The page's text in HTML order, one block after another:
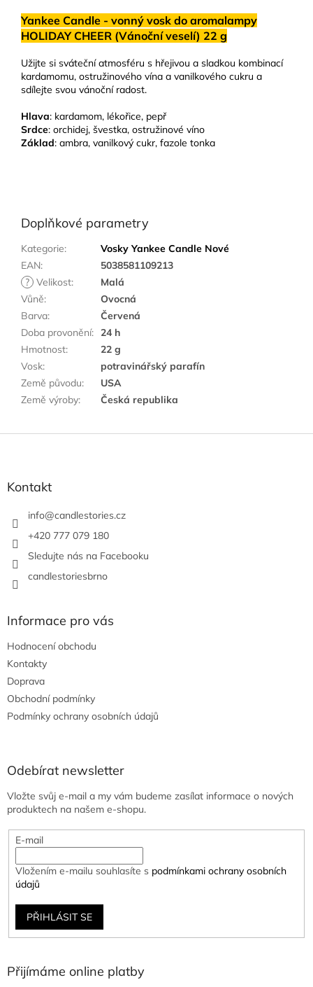
Yankee Candle - vonný vosk do aromalampy
HOLIDAY CHEER (Vánoční veselí) 22 g
Užijte si sváteční atmosféru s hřejivou a sladkou kombinací
kardamomu, ostružinového vína a vanilkového cukru a
sdílejte svou vánoční radost.
Hlava: kardamom, lékořice, pepř
Srdce: orchidej, švestka, ostružinové víno
Základ: ambra, vanilkový cukr, fazole tonka
Doplňkové parametry
Kategorie:
Vosky Yankee Candle Nové
EAN:
5038581109213
? Velikost:
Malá
Vůně:
Ovocná
Barva:
Červená
Doba provonění: 24 h
Hmotnost:
22 g
Vosk:
potravinářský parafín
Země původu:
USA
Země výroby: Česká republika
Kontakt
info@candlestories.cz
+420 777 079 180
Sledujte nás na Facebooku
candlestoriesbrno
Informace pro vás
Hodnocení obchodu
Kontakty
Doprava
Obchodní podmínky
Podmínky ochrany osobních údajů
Odebírat newsletter
Vložte svůj e-mail a my vám budeme zasílat informace o nových
produktech na našem e-shopu.
E-mail
Vložením e-mailu souhlasíte s podmínkami ochrany osobních
údajů
PŘIHLÁSIT SE
Přijímáme online platby